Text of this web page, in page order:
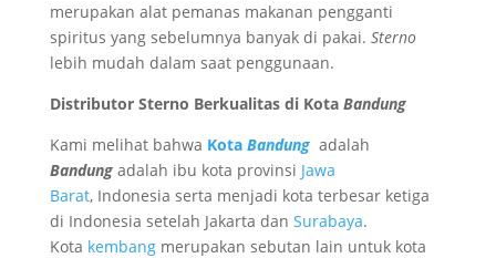
merupakan alat pemanas makanan pengganti
spiritus yang sebelumnya banyak di pakai. Sterno
lebih mudah dalam saat penggunaan.
Distributor Sterno Berkualitas di Kota Bandung
Kami melihat bahwa Kota Bandungadalah
Bandungadalah ibu kota provinsi Jawa
Barat, Indonesia serta menjadi kota terbesar ketiga
di Indonesia setelah Jakarta dan Surabaya.
Kota kembangmerupakan sebutan lain untuk kota